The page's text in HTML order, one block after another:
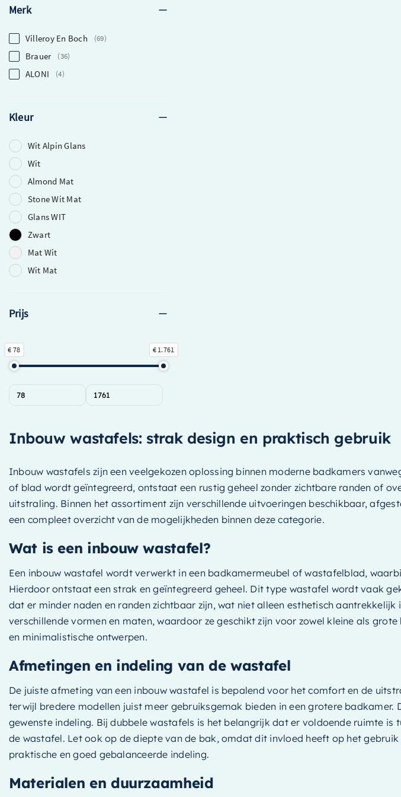
Merk
Villeroy En Boch 69
Brauer 36
ALONI 4
Kleur
Wit Alpin Glans
Wit
Almond Mat
Stone Wit Mat
Glans WIT
Zwart
Mat Wit
Wit Mat
Prijs
€ 78 € 1.761
Inbouw wastafels: strak design en praktisch gebruik
Inbouw wastafels zijn een veelgekozen oplossing binnen moderne badkamers
of blad wordt geïntegreerd, ontstaat een rustig geheel zonder zichtbare randen of
uitstraling. Binnen het assortiment zijn verschillende uitvoeringen beschikbaar,
een compleet overzicht van de mogelijkheden binnen deze categorie.
Wat is een inbouw wastafel?
Een inbouw wastafel wordt verwerkt in een badkamermeubel of wastafelblad,
Hierdoor ontstaat een strak en geïntegreerd geheel. Dit type wastafel wordt vaak
dat er minder naden en randen zichtbaar zijn, wat niet alleen esthetisch
verschillende vormen en maten, waardoor ze geschikt zijn voor zowel kleine als
en minimalistische ontwerpen.
Afmetingen en indeling van de wastafel
De juiste afmeting van een inbouw wastafel is bepalend voor het comfort en de
terwijl bredere modellen juist meer gebruiksgemak bieden in een grotere
gewenste indeling. Bij dubbele wastafels is het belangrijk dat er voldoende ruimte
de wastafel. Let ook op de diepte van de bak, omdat dit invloed heeft op het
praktische en goed gebalanceerde indeling.
Materialen en duurzaamheid